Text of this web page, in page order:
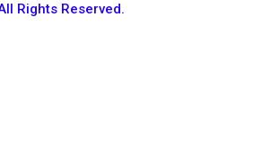
Rights Reserved.